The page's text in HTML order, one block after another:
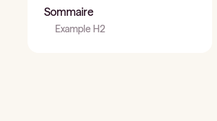
Sommaire
Example H2